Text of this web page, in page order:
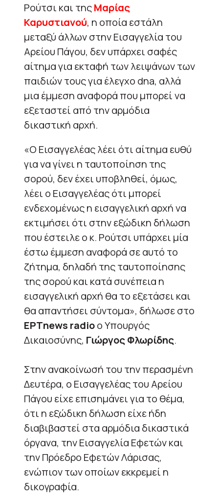
Ρούτσι και τηςΜαρίας
Καρυστιανού, η οποία εστάλη
μεταξύ άλλων στην Εισαγγελία του
Αρείου Πάγου, δεν υπάρχει σαφές
αίτημα για εκταφή των λειψάνων των
παιδιών τους για έλεγχο dna, αλλά
μια έμμεση αναφορά που μπορεί να
εξεταστεί από την αρμόδια
δικαστική αρχή.
«O Εισαγγελέας λέει ότι αίτημα ευθύ
για να γίνει η ταυτοποίηση της
σορού, δεν έχει υποβληθεί, όμως,
λέει ο Εισαγγελέας ότι μπορεί
ενδεχομένως η εισαγγελική αρχή να
εκτιμήσει ότι στην εξώδικη δήλωση
που έστειλε ο κ. Ρούτσι υπάρχει μία
έστω έμμεση αναφορά σε αυτό το
ζήτημα, δηλαδή της ταυτοποίησης
της σορού και κατά συνέπεια η
εισαγγελική αρχή θα το εξετάσει και
θα απαντήσει σύντομα», δήλωσε στο
ΕΡΤnews radioο Υπουργός
Δικαιοσύνης, Γιώργος Φλωρίδης.
Στην ανακοίνωσή του την περασμένη
Δευτέρα, ο Εισαγγελέας του Αρείου
Πάγου είχε επισημάνει για το θέμα,
ότι η εξώδικη δήλωση είχε ήδη
διαβιβαστεί στα αρμόδια δικαστικά
όργανα, την Εισαγγελία Εφετών και
την Πρόεδρο Εφετών Λάρισας,
ενώπιον των οποίων εκκρεμεί η
δικογραφία.